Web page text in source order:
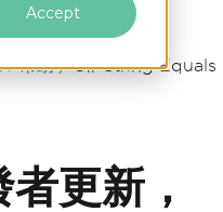
Accept
幫助 C# String Equals
更新，